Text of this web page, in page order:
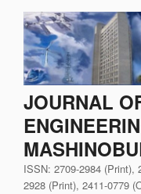
Перейти
вмісту
JOURNAL
ISSN: 2709-2984 (Print),
2928 (Print), 2411-0779